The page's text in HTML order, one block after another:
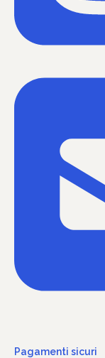
Pagamenti sicuri